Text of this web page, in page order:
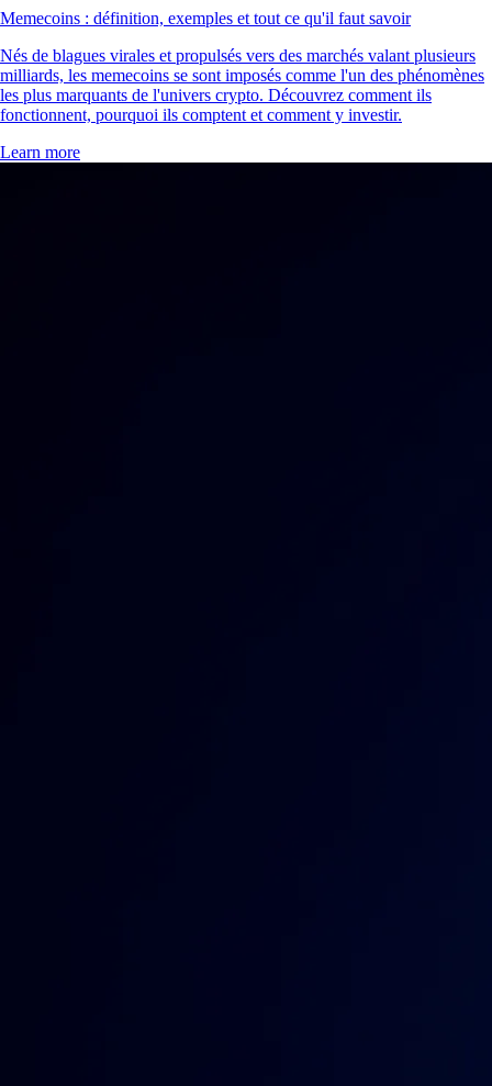
Memecoins : définition, exemples et tout ce qu'il faut savoir
Nés de blagues virales et propulsés vers des marchés valant plusieurs
milliards, les memecoins se sont imposés comme l'un des phénomènes
les plus marquants de l'univers crypto. Découvrez comment ils
fonctionnent, pourquoi ils comptent et comment y investir.
Learn more